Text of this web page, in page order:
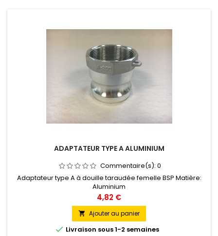
ADAPTATEUR TYPE A ALUMINIUM
Commentaire(s): 0
Adaptateur type A à douille taraudée femelle BSP Matière:
Aluminium
Prix
4,82 €
 Ajouter au panier
 Livraison sous 1-2 semaines